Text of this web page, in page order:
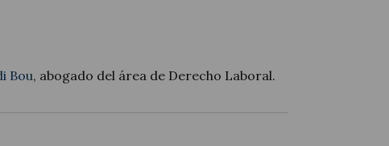
Bou, abogado del área de Derecho Laboral.